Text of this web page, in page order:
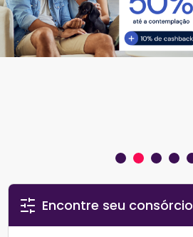
Encontre seu consórcio